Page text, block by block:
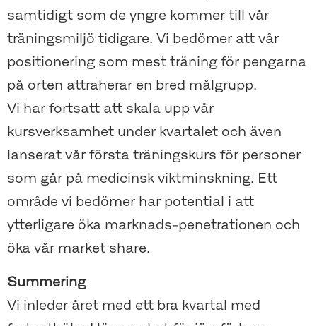
samtidigt som de yngre kommer till vår
träningsmiljö tidigare. Vi bedömer att vår
positionering som mest träning för pengarna
på orten attraherar en bred målgrupp.
Vi har fortsatt att skala upp vår
kursverksamhet under kvartalet och även
lanserat vår första träningskurs för personer
som går på medicinsk viktminskning. Ett
område vi bedömer har potential i att
ytterligare öka marknads-penetrationen och
öka vår market share.
Summering
Vi inleder året med ett bra kvartal med